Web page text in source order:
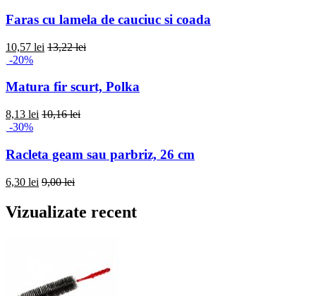
Faras cu lamela de cauciuc si coada
10,57 lei 13,22 lei
-20%
Matura fir scurt, Polka
8,13 lei 10,16 lei
-30%
Racleta geam sau parbriz, 26 cm
6,30 lei 9,00 lei
Vizualizate recent